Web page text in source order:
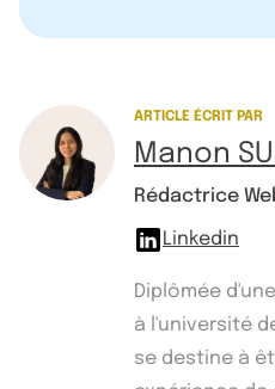
ARTICLE ÉCRIT PAR
Manon
Rédactrice
Linkedin
Diplômée
à l'université
se destine à